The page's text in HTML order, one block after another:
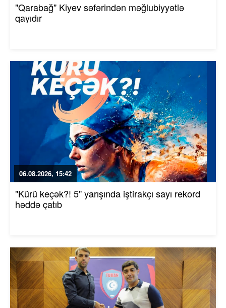
"Qarabağ" Kiyev səfərindən məğlubiyyətlə
qayıdır
06.08.2026, 15:42
"Kürü keçək?! 5" yarışında iştirakçı sayı rekord
həddə çatıb